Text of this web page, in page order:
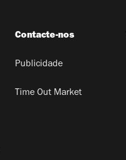
Contacte-nos
Publicidade
Time Out Market